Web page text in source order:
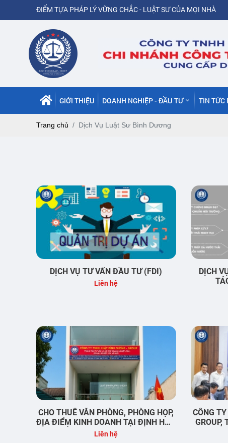
ĐIỂM TỰA PHÁP LÝ VỮNG CHẮC - LUẬT SƯ CỦA MỌI NHÀ
GIỚI THIỆU DOANH NGHIỆP - ĐẦU TƯ TIN TỨC
Trang chủ Dịch Vụ Luật Sư Bình Dương
DỊCH VỤ TƯ VẤN ĐẦU TƯ (FDI)
Liên hệ
DỊCH
CHO THUÊ VĂN PHÒNG, PHÒNG HỌP,
ĐỊA ĐIỂM KINH DOANH TẠI ĐỊNH HÒA
– THỦ DẦU MỘT – BÌNH DƯƠNG
Liên hệ
CÔNG
GROUP,